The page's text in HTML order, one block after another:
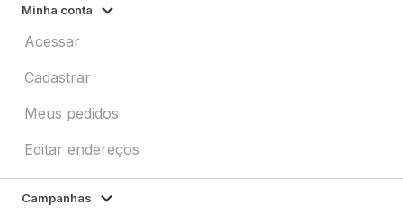
Minha conta
Acessar
Cadastrar
Meus pedidos
Editar endereços
Campanhas